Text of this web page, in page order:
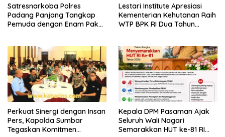
Satresnarkoba Polres
Padang Panjang Tangkap
Pemuda dengan Enam Paket
Lestari Institute Apresiasi
Kementerian Kehutanan Raih
WTP BPK RI Dua Tahun
Perkuat Sinergi dengan Insan
Pers, Kapolda Sumbar
Tegaskan Komitmen
Kepala DPM Pasaman Ajak
Seluruh Wali Nagari
Semarakkan HUT ke-81 RI